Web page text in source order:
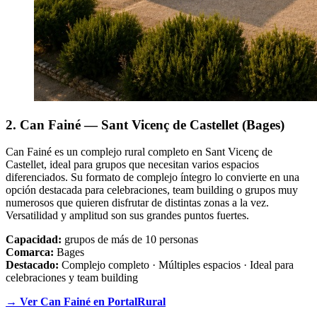
2. Can Fainé — Sant Vicenç de Castellet (Bages)
Can Fainé es un complejo rural completo en Sant Vicenç de
Castellet, ideal para grupos que necesitan varios espacios
diferenciados. Su formato de complejo íntegro lo convierte en una
opción destacada para celebraciones, team building o grupos muy
numerosos que quieren disfrutar de distintas zonas a la vez.
Versatilidad y amplitud son sus grandes puntos fuertes.
Capacidad: grupos de más de 10 personas
Comarca: Bages
Destacado: Complejo completo · Múltiples espacios · Ideal para
celebraciones y team building
→ Ver Can Fainé en PortalRural